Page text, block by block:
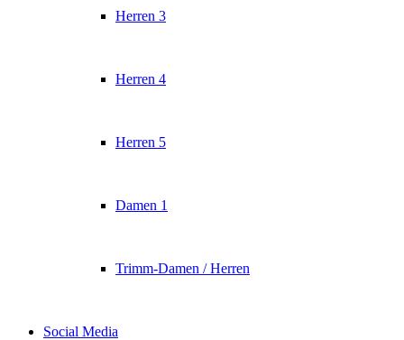
Herren 3
Herren 4
Herren 5
Damen 1
Trimm-Damen / Herren
Social Media